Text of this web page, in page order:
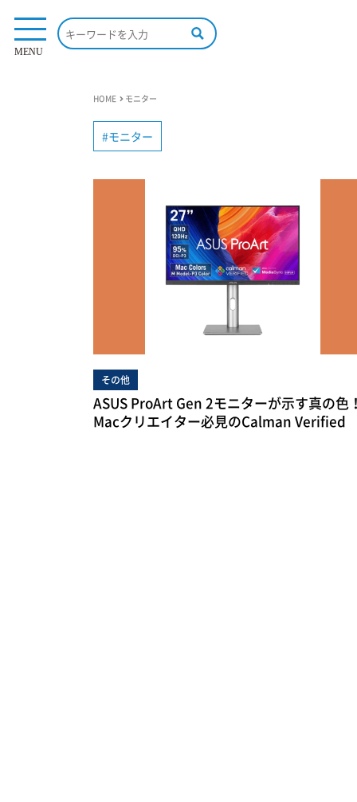
MENU
HOME モニター
モニター
その他
ASUS ProArt Gen 2モニターが示す真の色
Macクリエイター必見のCalman Verified